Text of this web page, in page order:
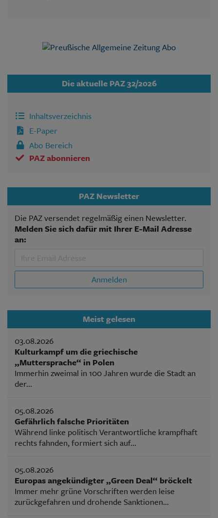
Die aktuelle PAZ 32/2026
Inhaltsverzeichnis
E-Paper
Abo Bereich
PAZ abonnieren
PAZ Newsletter
Die PAZ versendet regelmäßig einen Newsletter.
Melden Sie sich dafür mit Ihrer E-Mail Adresse
an:
Anmelden
Meist gelesen
03.08.2026
Kulturkampf um die griechische
„Muttersprache“ in Polen
Immerhin zweimal in 100 Jahren wurde die Stadt an
der...
05.08.2026
Gefährlich falsche Prioritäten
Während linke politisch Verantwortliche krampfhaft
rechts fahnden, formiert sich auf...
05.08.2026
Europas angekündigter „Green Deal“ bröckelt
Immer mehr grüne Vorschriften werden leise
zurückgefahren und drohende Sanktionen...